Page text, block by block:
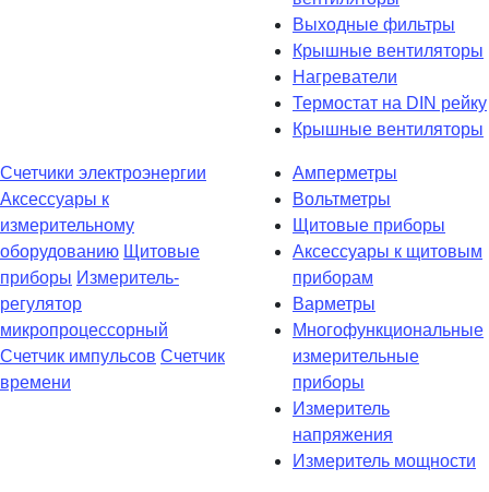
Выходные фильтры
Крышные вентиляторы
Нагреватели
Термостат на DIN рейку
Крышные вентиляторы
Счетчики электроэнергии
Аксессуары к
измерительному
оборудованию Щитовые
приборы Измеритель-
регулятор
микропроцессорный
Счетчик импульсов Счетчик
времени
Амперметры
Вольтметры
Щитовые приборы
Аксессуары к щитовым
приборам
Варметры
Многофункциональные
измерительные
приборы
Измеритель
напряжения
Измеритель мощности